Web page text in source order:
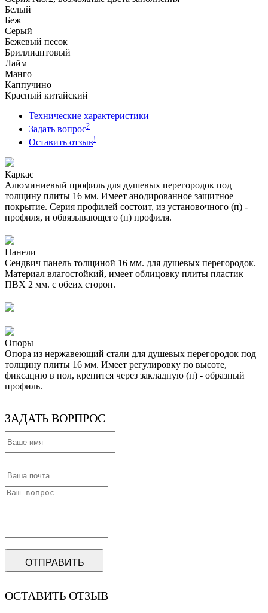
Белый
Беж
Серый
Бежевый песок
Бриллиантовый
Лайм
Манго
Каппучино
Красный китайский
Технические характеристики
Задать вопрос?
Оставить отзыв!
Каркас
Алюминиевый профиль для душевых перегородок под
толщину плиты 16 мм. Имеет анодированное защитное
покрытие. Серия профилей состоит, из установочного (п) -
профиля, и обвязывающего (п) профиля.
Панели
Сендвич панель толщиной 16 мм. для душевых перегородок.
Материал влагостойкий, имеет облицовку плиты пластик
ПВХ 2 мм. с обеих сторон.
Опоры
Опора из нержавеющий стали для душевых перегородок под
толщину плиты 16 мм. Имеет регулировку по высоте,
фиксацию в пол, крепится через закладную (п) - образный
профиль.
ЗАДАТЬ ВОРПРОС
ОТПРАВИТЬ
ОСТАВИТЬ ОТЗЫВ